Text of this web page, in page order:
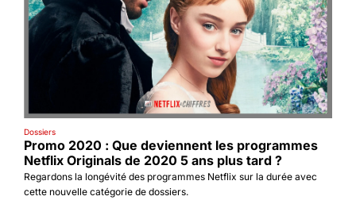
Dossiers
Promo 2020 : Que deviennent les programmes
Netflix Originals de 2020 5 ans plus tard ?
Regardons la longévité des programmes Netflix sur la durée avec
cette nouvelle catégorie de dossiers.